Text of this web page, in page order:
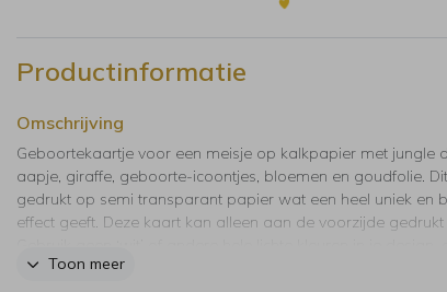
Productinformatie
Omschrijving
Geboortekaartje voor een meisje op kalkpapier met jungle
aapje, giraffe, geboorte-icoontjes, bloemen en goudfolie.
gedrukt op semi transparant papier wat een heel uniek en
effect geeft. Deze kaart kan alleen aan de voorzijde
(haast) niet zien.
Toon meer